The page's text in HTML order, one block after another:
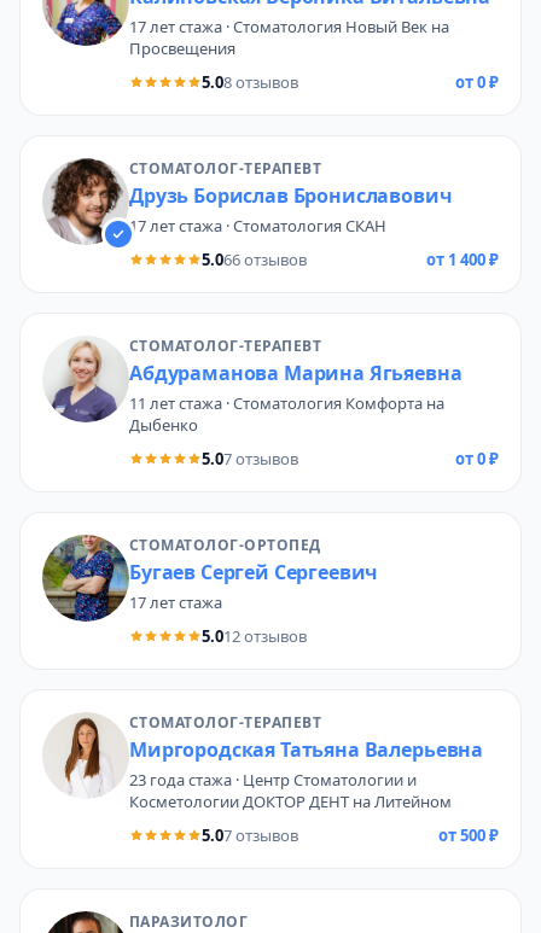
17 лет стажа · Стоматология Новый Век на
Просвещения
5.08 отзывов от 0 ₽
СТОМАТОЛОГ-ТЕРАПЕВТ
Друзь Борислав Брониславович
17 лет стажа · Стоматология СКАН
5.066 отзывов от 1 400 ₽
СТОМАТОЛОГ-ТЕРАПЕВТ
Абдураманова Марина Ягьяевна
11 лет стажа · Стоматология Комфорта на
Дыбенко
5.07 отзывов от 0 ₽
СТОМАТОЛОГ-ОРТОПЕД
Бугаев Сергей Сергеевич
17 лет стажа
5.012 отзывов
СТОМАТОЛОГ-ТЕРАПЕВТ
Миргородская Татьяна Валерьевна
23 года стажа · Центр Стоматологии и
Косметологии ДОКТОР ДЕНТ на Литейном
5.07 отзывов от 500 ₽
ПАРАЗИТОЛОГ